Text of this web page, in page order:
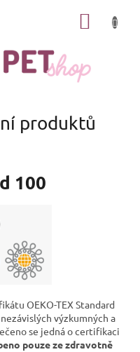
produktů
100
OEKO-TEX Standard
výzkumných a
se jedná o certifikaci
pouze ze zdravotně